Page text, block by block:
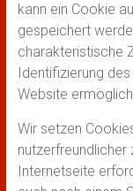
kann ein Cookie
gespeichert
charakteristische
Identifizierung
Website
Wir setzen
nutzerfreundlicher
Internetseite